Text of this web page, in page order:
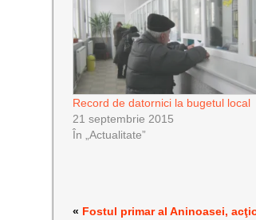
Record de datornici la bugetul local
21 septembrie 2015
În „Actualitate”
« Fostul primar al Aninoasei,